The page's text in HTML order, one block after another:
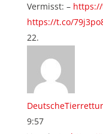
Vermisst: – https://
https://t.co/
9:57